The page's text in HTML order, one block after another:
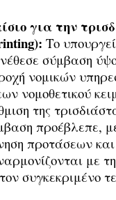
για την
Το
σύμβαση
νομικών
νομοθετικού
της
προέβλεπε,
προτάσεων και
με
συγκεκριμένο